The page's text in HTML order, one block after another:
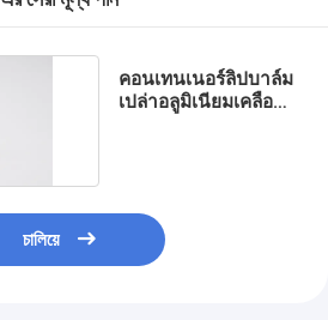
คอนเทนเนอร์ลิปบาล์ม
เปล่าอลูมิเนียมเคลือบ
চালিয়ে